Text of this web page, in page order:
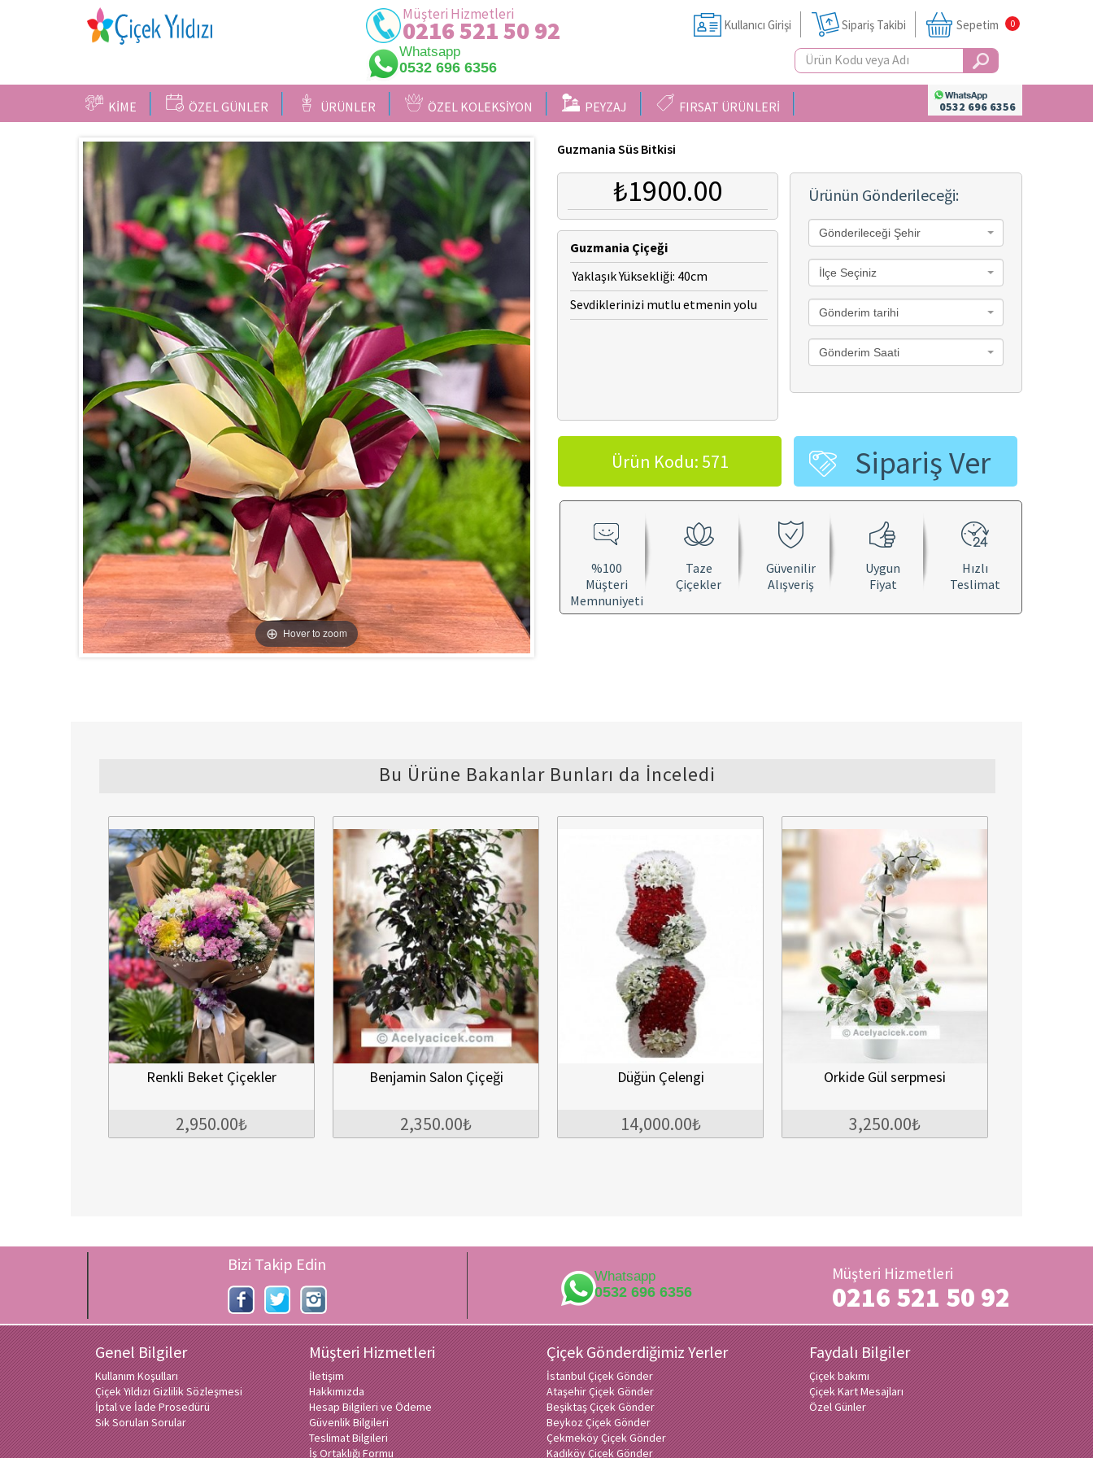
Müşteri Hizmetleri
0216 521 50 92
Whatsapp
0532 696 6356
Kullanıcı Girişi Sipariş Takibi Sepetim 0
KİME ÖZEL GÜNLER ÜRÜNLER ÖZEL KOLEKSİYON PEYZAJ FIRSAT ÜRÜNLERİ 0532 696 6356
Hover to zoom
Guzmania Süs Bitkisi
₺1900.00
Guzmania Çiçeği
Yaklaşık Yüksekliği: 40cm
Sevdiklerinizi mutlu etmenin yolu
Ürünün Gönderileceği:
Gönderileceği Şehir
İlçe Seçiniz
Gönderim tarihi
Gönderim Saati
Ürün Kodu: 571 Sipariş Ver
%100
Müşteri
Memnuniyeti
Taze
Çiçekler
Güvenilir
Alışveriş
Uygun
Fiyat
Hızlı
Teslimat
Bu Ürüne Bakanlar Bunları da İnceledi
Renkli Beket Çiçekler Benjamin Salon Çiçeği Düğün Çelengi Orkide Gül serpmesi
Bizi Takip Edin Müşteri Hizmetleri
0216 521 50 92
Whatsapp
0532 696 6356
Genel Bilgiler
Kullanım Koşulları
Çiçek Yıldızı Gizlilik Sözleşmesi
İptal ve İade Prosedürü
Sık Sorulan Sorular
Müşteri Hizmetleri
İletişim
Hakkımızda
Hesap Bilgileri ve Ödeme
Güvenlik Bilgileri
Teslimat Bilgileri
İş Ortaklığı Formu
Çiçek Gönderdiğimiz Yerler
İstanbul Çiçek Gönder
Ataşehir Çiçek Gönder
Beşiktaş Çiçek Gönder
Beykoz Çiçek Gönder
Çekmeköy Çiçek Gönder
Kadıköy Çiçek Gönder
Faydalı Bilgiler
Çiçek bakımı
Çiçek Kart Mesajları
Özel Günler